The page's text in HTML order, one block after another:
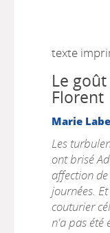
texte
Le
Florent
Marie
Les
ont brisé
affection
journées.
couturier
n'a pas été